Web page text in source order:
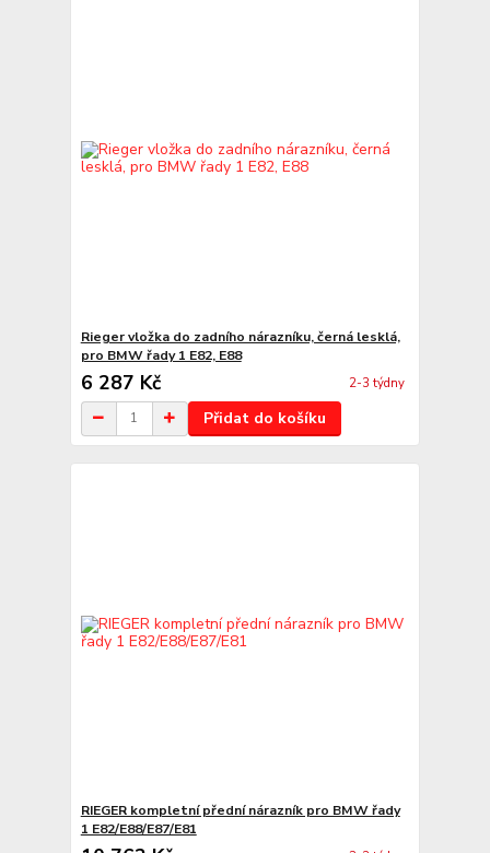
Rieger vložka do zadního nárazníku, černá lesklá,
pro BMW řady 1 E82, E88
6 287 Kč 2-3 týdny
Přidat do košíku
RIEGER kompletní přední nárazník pro BMW řady
1 E82/E88/E87/E81